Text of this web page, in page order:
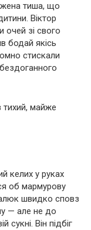
тиша, що
Віктор
очей зі свого
бодай якісь
стискали
тихий, майже
келих у руках
об мармурову
швидко сповз
— але не до
сукні. Він підбіг